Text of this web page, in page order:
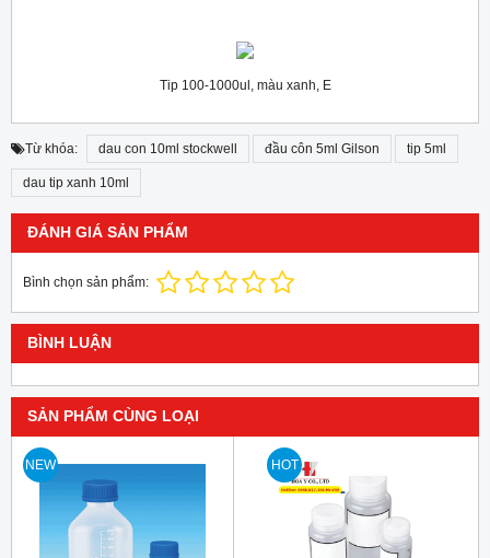
Tip 100-1000ul, màu xanh, E
Từ khóa: dau con 10ml stockwell đầu côn 5ml Gilson tip 5ml
dau tip xanh 10ml
ĐÁNH GIÁ SẢN PHẨM
Bình chọn sản phẩm:
BÌNH LUẬN
SẢN PHẨM CÙNG LOẠI
NEW HOT